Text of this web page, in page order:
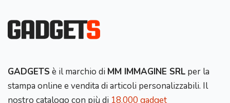
GADGETS è il marchio di MM IMMAGINE SRL per la
stampa online e vendita di articoli personalizzabili. Il
nostro catalogo con più di 18.000 gadget